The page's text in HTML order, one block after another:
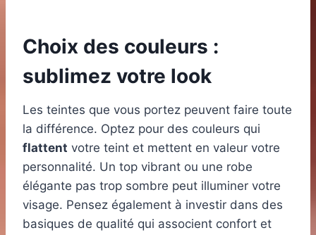
Choix des couleurs :
sublimez votre look
Les teintes que vous portez peuvent faire toute
la différence. Optez pour des couleurs qui
flattent votre teint et mettent en valeur votre
personnalité. Un top vibrant ou une robe
élégante pas trop sombre peut illuminer votre
visage. Pensez également à investir dans des
basiques de qualité qui associent confort et